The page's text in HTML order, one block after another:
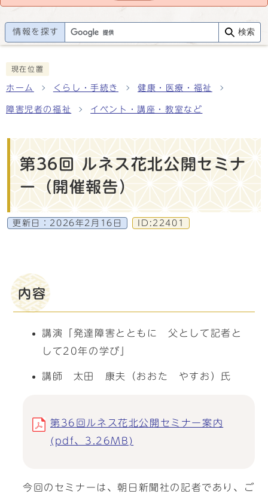
情報を探す 検索
現在位置
ホーム くらし・手続き 健康・医療・福祉
障害児者の福祉 イベント・講座・教室など
第36回 ルネス花北公開セミナ
ー（開催報告）
更新日： 2026年2月16日 ID:22401
内容
講演「発達障害とともに 父として記者と
して20年の学び」
講師 太田 康夫（おおた やすお）氏
第36回ルネス花北公開セミナー案内
(pdf、3.26MB)
今回のセミナーは、朝日新聞社の記者であり、ご